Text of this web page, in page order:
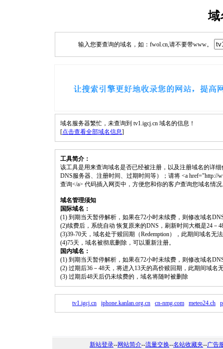
域
输入您要查询的域名，如：fwol.cn,请不要带www。
域名服务器繁忙，未查询到 tv1.igcj.cn 域名的信息！
[点击查看全部域名信息]
工具简介：
该工具是用来查询域名是否已经被注册，以及注册域名的详
DNS服务器、注册时间、过期时间等）；请将 <a href="http://
查询</a> 代码插入网页中，方便您和你的客户查询您域名情
域名管理须知
国际域名：
(1) 到期当天暂停解析，如果在72小时未续费，则修改域名
(2)续费后，系统自动 恢复原来的DNS，刷新时间大概是24－
(3)39-70天，域名处于赎回期（Redemption），此期间域名无
(4)75天，域名被彻底删除，可以重新注册。
国内域名：
(1) 到期当天暂停解析，如果在72小时未续费，则修改域名
(2) 过期后36－48天，将进入13天的高价赎回期，此期间域名
(3) 过期后48天后仍未续费的，域名将随时被删除
tv1.igcj.cn iphone.kanlan.org.cn cn-nmg.com meteo24.ch
新站登录--网站简介--流量交换--名站收藏夹--广告